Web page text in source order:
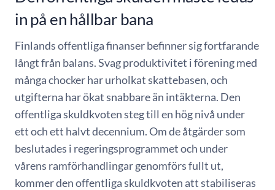
in på en hållbar bana
Finlands offentliga finanser befinner sig fortfarande
långt från balans. Svag produktivitet i förening med
många chocker har urholkat skattebasen, och
utgifterna har ökat snabbare än intäkterna. Den
offentliga skuldkvoten steg till en hög nivå under
ett och ett halvt decennium. Om de åtgärder som
beslutades i regeringsprogrammet och under
vårens ramförhandlingar genomförs fullt ut,
kommer den offentliga skuldkvoten att stabiliseras